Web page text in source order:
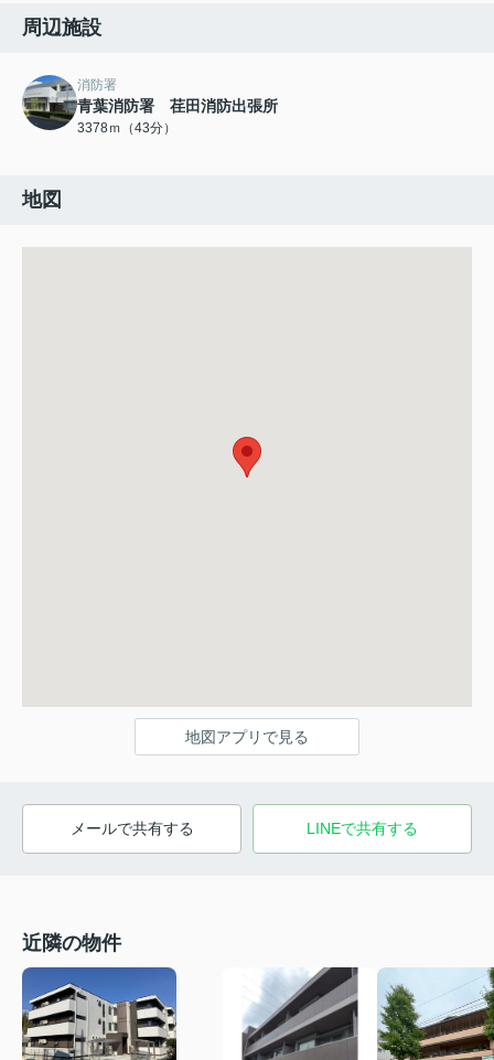
周辺施設
消防署
青葉消防署 荏田消防出張所
3378ｍ（43分）
地図
地図アプリで見る
メールで共有する LINEで共有する
近隣の物件